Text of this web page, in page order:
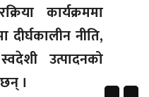
कार्यक्रममा
नीति,
उत्पादनको
।